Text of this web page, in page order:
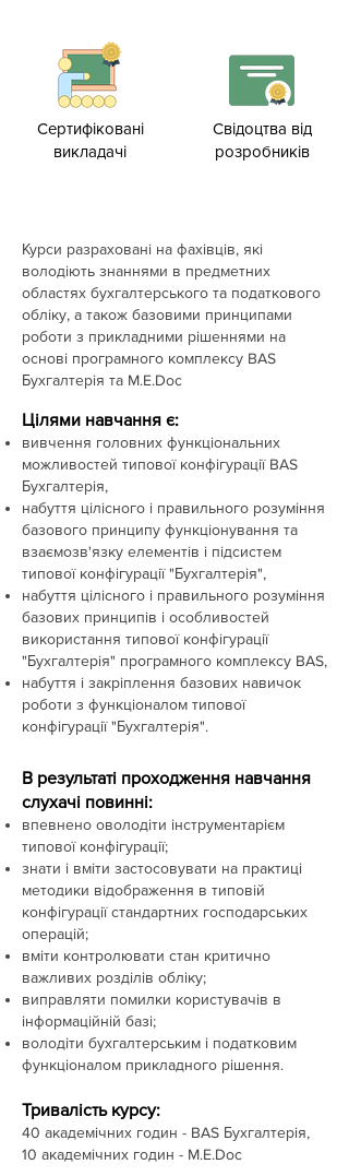
Сертифіковані
викладачі
Свідоцтва від
розробників
Курси разраховані на фахівців, які
володіють знаннями в предметних
областях бухгалтерського та податкового
обліку, а також базовими принципами
роботи з прикладними рішеннями на
основі програмного комплексу BAS
Бухгалтерія та M.E.Doc
Цілями навчання є:
вивчення головних функціональних
можливостей типової конфігурації BAS
Бухгалтерія,
набуття цілісного і правильного розуміння
базового принципу функціонування та
взаємозв'язку елементів і підсистем
типової конфігурації "Бухгалтерія",
набуття цілісного і правильного розуміння
базових принципів і особливостей
використання типової конфігурації
"Бухгалтерія" програмного комплексу BAS,
набуття і закріплення базових навичок
роботи з функціоналом типової
конфігурації "Бухгалтерія".
В результаті проходження навчання
слухачі повинні:
впевнено оволодіти інструментарієм
типової конфігурації;
знати і вміти застосовувати на практиці
методики відображення в типовій
конфігурації стандартних господарських
операцій;
вміти контролювати стан критично
важливих розділів обліку;
виправляти помилки користувачів в
інформаційній базі;
володіти бухгалтерським і податковим
функціоналом прикладного рішення.
Тривалість курсу:
40 академічних годин - BAS Бухгалтерія,
10 академічних годин - M.E.Doc